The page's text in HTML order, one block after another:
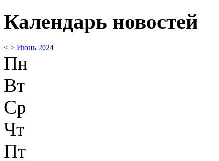
Календарь новостей
< > Июнь 2024
Пн
Вт
Ср
Чт
Пт